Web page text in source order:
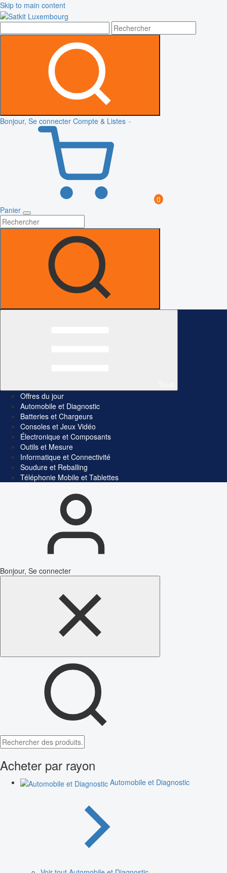
Skip to main content
Bonjour, Se connecter Compte & Listes
0
Panier
Offres du jour
Automobile et Diagnostic
Batteries et Chargeurs
Consoles et Jeux Vidéo
Électronique et Composants
Outils et Mesure
Informatique et Connectivité
Soudure et Reballing
Téléphonie Mobile et Tablettes
Bonjour, Se connecter
Acheter par rayon
Automobile et Diagnostic